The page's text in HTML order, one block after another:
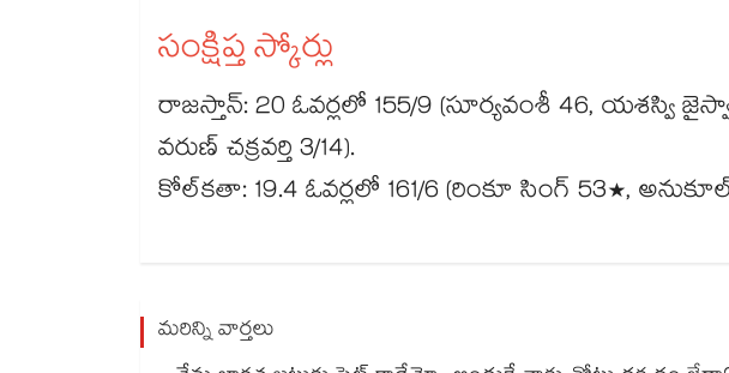
సంక్షిప్త స్కోర్లు
రాజస్తాన్‌‌‌‌‌‌‌‌‌‌‌‌‌‌‌‌‌‌‌‌‌‌‌‌‌‌‌‌‌‌‌‌‌‌‌‌‌‌‌‌‌‌‌‌‌‌‌‌‌‌‌‌‌‌‌‌‌‌‌‌‌‌‌‌‌‌‌‌‌‌‌‌‌‌‌‌‌‌‌‌‌‌‌‌‌‌‌‌‌‌‌‌‌‌‌‌‌‌‌‌‌‌‌‌‌‌‌‌‌‌‌‌‌‌‌‌‌‌‌‌‌‌‌‌‌‌‌‌: 20 ఓవర్లలో 155/9 (సూర్యవంశీ 46, యశస్వి
వరుణ్‌‌‌‌‌‌‌‌‌‌‌‌‌‌‌‌‌‌‌‌‌‌‌‌‌‌‌‌‌‌‌‌‌‌‌‌‌‌‌‌‌‌‌‌‌‌‌‌‌‌‌‌‌‌‌‌‌‌‌‌‌‌‌‌‌‌‌‌‌‌‌‌‌‌‌‌‌‌‌‌‌‌‌‌‌‌‌‌‌‌‌‌‌‌‌‌‌‌‌‌‌‌‌‌‌‌‌‌‌‌‌‌‌‌‌‌‌‌‌‌‌‌‌‌‌‌‌‌ చక్రవర్తి 3/14).
కోల్‌‌‌‌‌‌‌‌‌‌‌‌‌‌‌‌‌‌‌‌‌‌‌‌‌‌‌‌‌‌‌‌‌‌‌‌‌‌‌‌‌‌‌‌‌‌‌‌‌‌‌‌‌‌‌‌‌‌‌‌‌‌‌‌‌‌‌‌‌‌‌‌‌‌‌‌‌‌‌‌‌‌‌‌‌‌‌‌‌‌‌‌‌‌‌‌‌‌‌‌‌‌‌‌‌‌‌‌‌‌‌‌‌‌‌‌‌‌‌‌‌‌‌‌‌‌‌‌కతా: 19.4 ఓవర్లలో 161/6 (రింకూ సింగ్‌‌‌‌‌‌‌‌‌‌‌‌‌‌‌‌‌‌‌‌‌‌‌‌‌‌‌‌‌‌‌‌‌‌‌‌‌‌‌‌‌‌‌‌‌‌‌‌‌‌‌‌‌‌‌‌‌‌‌‌‌‌‌‌‌‌‌‌‌‌‌‌‌‌‌‌‌‌‌‌‌‌‌‌‌‌‌‌‌‌‌‌‌‌‌‌‌‌‌‌‌‌‌‌‌‌‌‌‌‌‌‌‌‌‌‌‌‌‌‌‌‌‌‌‌‌‌‌ 53*,
మరిన్ని వార్తలు